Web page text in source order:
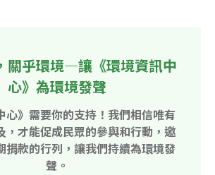
關乎環境—讓《環境資訊中
心》為環境發聲
心》需要你的支持！我們相信唯有
，才能促成民眾的參與和行動，邀
捐款的行列，讓我們持續為環境發
聲。